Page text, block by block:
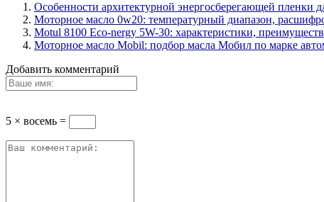
Особенности архитектурной энергосберегающей пленки
Моторное масло 0w20: температурный диапазон,
Motul 8100 Eco-nergy 5W-30: характеристики,
Моторное масло Mobil: подбор масла Мобил по марке
Добавить комментарий
5 × восемь =